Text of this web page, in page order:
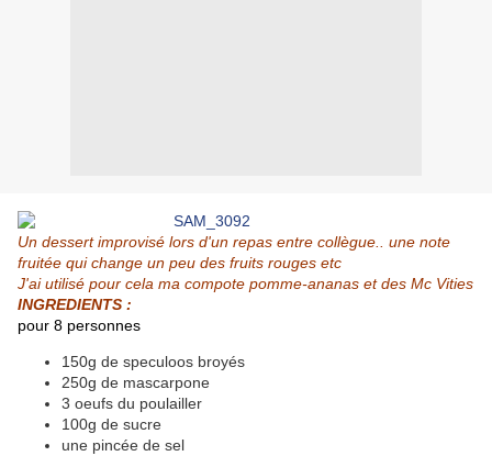
Un dessert improvisé lors d'un repas entre collègue.. une note
fruitée qui change un peu des fruits rouges etc
J'ai utilisé pour cela ma compote pomme-ananas et des Mc Vities
INGREDIENTS :
pour 8 personnes
150g de speculoos broyés
250g de mascarpone
3 oeufs du poulailler
100g de sucre
une pincée de sel